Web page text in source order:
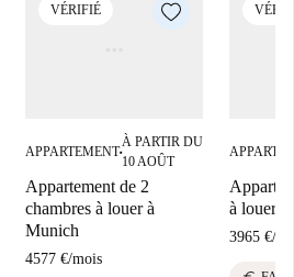
VÉRIFIÉ
APPARTEMENT■
À PARTIR DU
10 AOÛT
Appartement de 2
chambres à louer à
Munich
4577 €/mois
à louer
3965 €/